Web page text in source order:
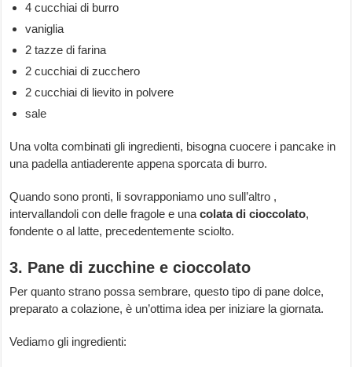
4 cucchiai di burro
vaniglia
2 tazze di farina
2 cucchiai di zucchero
2 cucchiai di lievito in polvere
sale
Una volta combinati gli ingredienti, bisogna cuocere i pancake in
una padella antiaderente appena sporcata di burro.
Quando sono pronti, li sovrapponiamo uno sull’altro ,
intervallandoli con delle fragole e unacolata di cioccolato,
fondente o al latte, precedentemente sciolto.
3. Pane di zucchine e cioccolato
Per quanto strano possa sembrare, questo tipo di pane dolce,
preparato a colazione, è un’ottima idea per iniziare la giornata.
Vediamo gli ingredienti: